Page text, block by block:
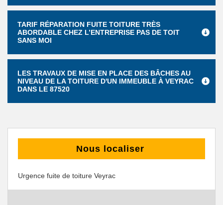
TARIF RÉPARATION FUITE TOITURE TRÈS
ABORDABLE CHEZ L’ENTREPRISE PAS DE TOIT
SANS MOI
LES TRAVAUX DE MISE EN PLACE DES BÂCHES AU
NIVEAU DE LA TOITURE D'UN IMMEUBLE À VEYRAC
DANS LE 87520
Nous localiser
Urgence fuite de toiture Veyrac